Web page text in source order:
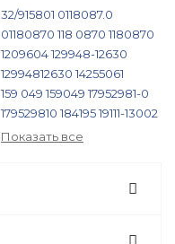
32/915801 0118087.0
01180870 118 0870 1180870
1209604129948-12630
12994812630 14255061
159 049 159049 17952981-0
179529810 18419519111-13002
1911113002 1G377-11220
Показать все